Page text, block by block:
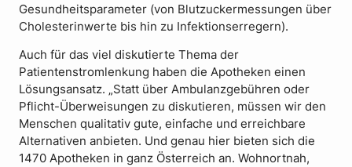
Gesundheitsparameter (von Blutzuckermessungen über
Cholesterinwerte bis hin zu Infektionserregern).
Auch für das viel diskutierte Thema der
Patientenstromlenkung haben die Apotheken einen
Lösungsansatz. „Statt über Ambulanzgebühren oder
Pflicht-Überweisungen zu diskutieren, müssen wir den
Menschen qualitativ gute, einfache und erreichbare
Alternativen anbieten. Und genau hier bieten sich die
1470 Apotheken in ganz Österreich an. Wohnortnah,